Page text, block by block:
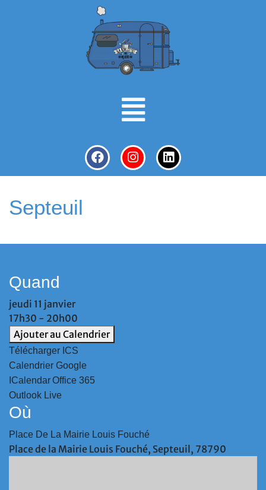
Septeuil
Quand
jeudi 11 janvier
17h30 - 20h00
Ajouter au Calendrier
Télécharger ICS
Calendrier Google
ICalendarOffice 365
Outlook Live
Où
Place De La Mairie Louis Fouché
Place de la Mairie Louis Fouché, Septeuil, 78790